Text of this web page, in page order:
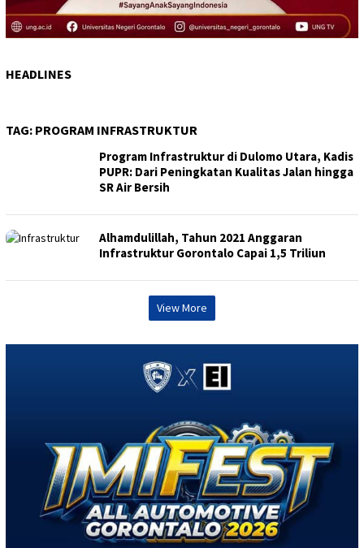
HEADLINES
TAG: PROGRAM INFRASTRUKTUR
Program Infrastruktur di Dulomo Utara, Kadis
PUPR: Dari Peningkatan Kualitas Jalan hingga
SR Air Bersih
Alhamdulillah, Tahun 2021 Anggaran
Infrastruktur Gorontalo Capai 1,5 Triliun
View More